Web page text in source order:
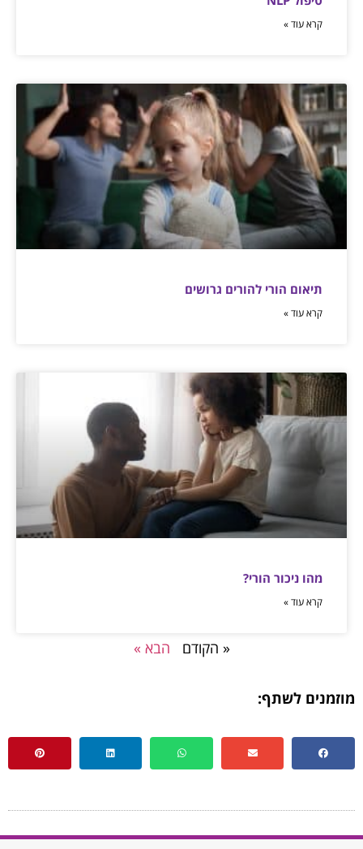
קרא עוד »
תיאום הורי להורים גרושים
קרא עוד »
מהו ניכור הורי?
קרא עוד »
« הקודם הבא »
מוזמנים לשתף: